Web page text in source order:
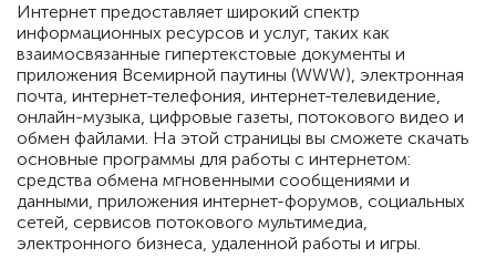
Интернет предоставляет широкий спектр
информационных ресурсов и услуг, таких как
взаимосвязанные гипертекстовые документы и
приложения Всемирной паутины (WWW), электронная
почта, интернет-телефония, интернет-телевидение,
онлайн-музыка, цифровые газеты, потокового видео и
обмен файлами. На этой страницы вы сможете скачать
основные программы для работы с интернетом:
средства обмена мгновенными сообщениями и
данными, приложения интернет-форумов, социальных
сетей, сервисов потокового мультимедиа,
электронного бизнеса, удаленной работы и игры.